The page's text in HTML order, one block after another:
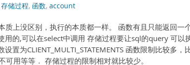
存储过程, 函数, account
质上没区别，执行的本质都一样。 函数有且只能返回一
的,可以在select中调用 存储过程要让sql的query 可以
置为CLIENT_MULTI_STATEMENTS 函数限制比较多，
用等等． 存储过程的限制相对就比较少。